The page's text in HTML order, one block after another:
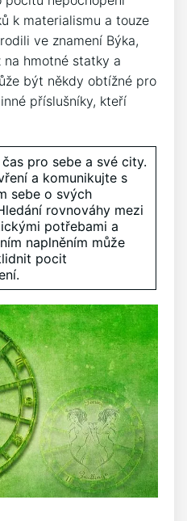
k materialismu a touze
ve znamení Býka,
hmotné statky a
být někdy obtížné pro
příslušníky, kteří
pro sebe a své city.
a komunikujte s
sebe o svých
rovnováhy mezi
potřebami a
naplněním může
pocit